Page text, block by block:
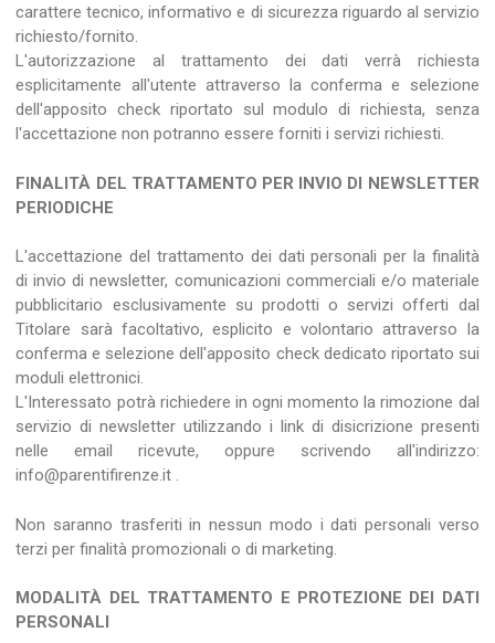
carattere tecnico, informativo e di sicurezza riguardo al servizio
richiesto/fornito.
L'autorizzazione al trattamento dei dati verrà richiesta
esplicitamente all'utente attraverso la conferma e selezione
dell'apposito check riportato sul modulo di richiesta, senza
l'accettazione non potranno essere forniti i servizi richiesti.
FINALITÀ DEL TRATTAMENTO PER INVIO DI NEWSLETTER
PERIODICHE
L'accettazione del trattamento dei dati personali per la finalità
di invio di newsletter, comunicazioni commerciali e/o materiale
pubblicitario esclusivamente su prodotti o servizi offerti dal
Titolare sarà facoltativo, esplicito e volontario attraverso la
conferma e selezione dell'apposito check dedicato riportato sui
moduli elettronici.
L'Interessato potrà richiedere in ogni momento la rimozione dal
servizio di newsletter utilizzando i link di disicrizione presenti
nelle email ricevute, oppure scrivendo all'indirizzo:
info@parentifirenze.it .
Non saranno trasferiti in nessun modo i dati personali verso
terzi per finalità promozionali o di marketing.
MODALITÀ DEL TRATTAMENTO E PROTEZIONE DEI DATI
PERSONALI